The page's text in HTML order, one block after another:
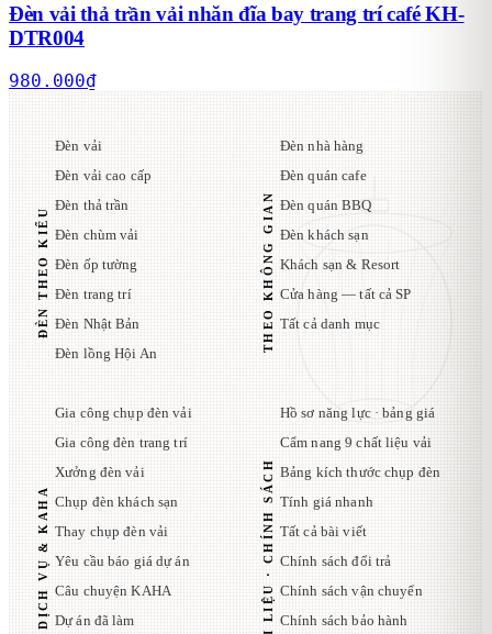
Đèn vải thả trần vải nhăn đĩa bay trang trí café KH-
DTR004
980.000₫
ĐÈN THEO KIỂU
Đèn vải
Đèn vải cao cấp
Đèn thả trần
Đèn chùm vải
Đèn ốp tường
Đèn trang trí
Đèn Nhật Bản
Đèn lồng Hội An
THEO KHÔNG GIAN
Đèn nhà hàng
Đèn quán cafe
Đèn quán BBQ
Đèn khách sạn
Khách sạn & Resort
Cửa hàng — tất cả SP
Tất cả danh mục
DỊCH VỤ & KAHA
Gia công chụp đèn vải
Gia công đèn trang trí
Xưởng đèn vải
Chụp đèn khách sạn
Thay chụp đèn vải
Yêu cầu báo giá dự án
Câu chuyện KAHA
Dự án đã làm
TÀI LIỆU · CHÍNH SÁCH
Hồ sơ năng lực · bảng giá
Cẩm nang 9 chất liệu vải
Bảng kích thước chụp đèn
Tính giá nhanh
Tất cả bài viết
Chính sách đổi trả
Chính sách vận chuyển
Chính sách bảo hành